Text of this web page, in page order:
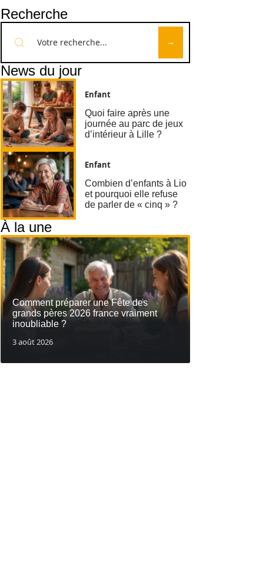
Recherche
News du jour
Enfant
Quoi faire après une
journée au parc de jeux
d’intérieur à Lille ?
Enfant
Combien d’enfants à Lio
et pourquoi elle refuse
de parler de « cinq » ?
À la une
Comment préparer une Fête des
grands pères 2026 france vraiment
inoubliable ?
3 août 2026